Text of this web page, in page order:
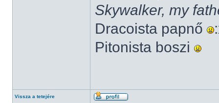
Skywalker, my
Dracoista papnő
Pitonista boszi
Vissza a tetejére